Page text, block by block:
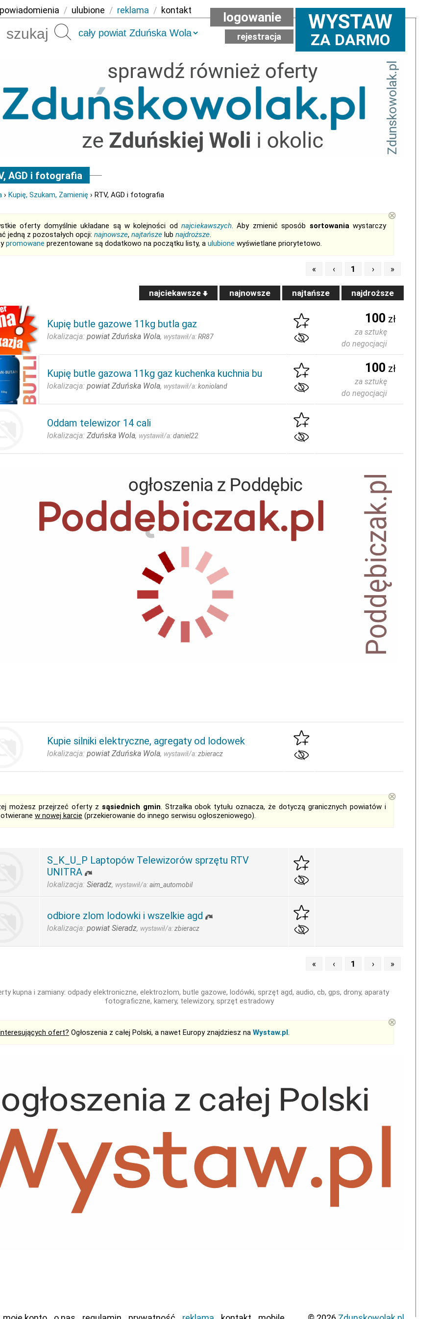
powiadomienia / ulubione / reklama / kontakt
Szukaj WYSTAW
ZA DARMO
logowanie
rejestracja
AGD i fotografia
› Kupię, Szukam, Zamienię › RTV, AGD i fotografia
oferty domyślnie układane są w kolejności odnajciekawszych. Aby zmienić sposób sortowaniawystarczy
jedną z pozostałych opcji: najnowsze, najtańsze lub najdroższe.
promowane prezentowane są dodatkowo na początku listy, a ulubione wyświetlane priorytetowo.
⊗
« ‹ 1 › »
najciekawsze najnowsze najtańsze najdroższe
Kupię butle gazowe 11kg butla gaz
lokalizacja: powiat Zduńska Wola, wystawił/a:RR87
100 zł
za sztukę
do negocjacji
Kupię butle gazowa 11kg gaz kuchenka kuchnia bu
lokalizacja: powiat Zduńska Wola, wystawił/a:konioland
100 zł
za sztukę
do negocjacji
Oddam telewizor 14 cali
lokalizacja: Zduńska Wola, wystawił/a:daniel22
Kupie silniki elektryczne, agregaty od lodowek
lokalizacja: powiat Zduńska Wola, wystawił/a:zbieracz
możesz przejrzeć oferty z sąsiednich gmin. Strzałka obok tytułu oznacza, że dotyczą granicznych powiatów i
w nowej karcie (przekierowanie do innego serwisu ogłoszeniowego).
⊗
S_K_U_P Laptopów Telewizorów sprzętu RTV
UNITRA
lokalizacja: Sieradz, wystawił/a:aim_automobil
odbiore zlom lodowki i wszelkie agd
lokalizacja: powiat Sieradz, wystawił/a:zbieracz
« ‹ 1 › »
kupna i zamiany: odpady elektroniczne, elektrozłom, butle gazowe, lodówki, sprzęt agd, audio, cb, gps, drony, aparaty
fotograficzne, kamery, telewizory, sprzęt estradowy
ofert? Ogłoszenia z całej Polski, a nawet Europy znajdziesz na Wystaw.pl.
⊗